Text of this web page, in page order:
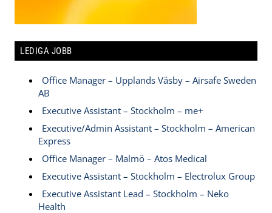
LEDIGA JOBB
Office Manager – Upplands Väsby – Airsafe Sweden
AB
Executive Assistant – Stockholm – me+
Executive/Admin Assistant – Stockholm – American
Express
Office Manager – Malmö – Atos Medical
Executive Assistant – Stockholm – Electrolux Group
Executive Assistant Lead – Stockholm – Neko
Health